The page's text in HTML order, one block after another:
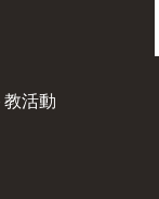
活動